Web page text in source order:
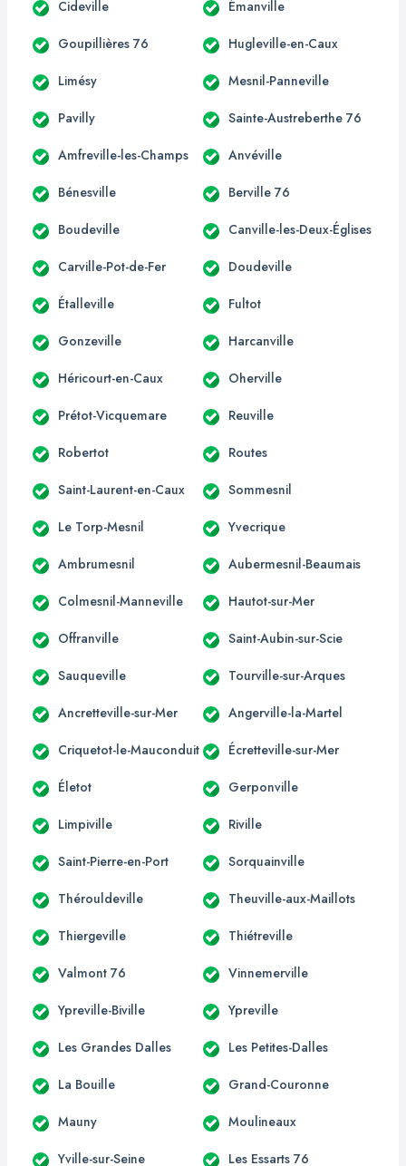
Cideville Émanville
Goupillières 76 Hugleville-en-Caux
Limésy Mesnil-Panneville
Pavilly Sainte-Austreberthe 76
Amfreville-les-Champs Anvéville
Bénesville Berville 76
Boudeville Canville-les-Deux-Églises
Carville-Pot-de-Fer Doudeville
Étalleville Fultot
Gonzeville Harcanville
Héricourt-en-Caux Oherville
Prétot-Vicquemare Reuville
Robertot Routes
Saint-Laurent-en-Caux Sommesnil
Le Torp-Mesnil Yvecrique
Ambrumesnil Aubermesnil-Beaumais
Colmesnil-Manneville Hautot-sur-Mer
Offranville Saint-Aubin-sur-Scie
Sauqueville Tourville-sur-Arques
Ancretteville-sur-Mer Angerville-la-Martel
Criquetot-le-Mauconduit Écretteville-sur-Mer
Életot Gerponville
Limpiville Riville
Saint-Pierre-en-Port Sorquainville
Thérouldeville Theuville-aux-Maillots
Thiergeville Thiétreville
Valmont 76 Vinnemerville
Ypreville-Biville Ypreville
Les Grandes Dalles Les Petites-Dalles
La Bouille Grand-Couronne
Mauny Moulineaux
Yville-sur-Seine Les Essarts 76